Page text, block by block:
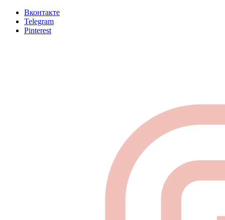
Вконтакте
Telegram
Pinterest